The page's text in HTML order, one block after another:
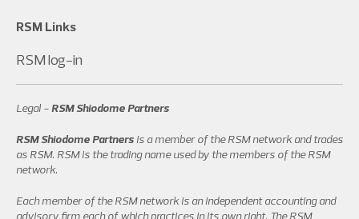
RSM Links
RSM log-in
Legal -RSM Shiodome Partners
RSM Shiodome Partners is a member of the RSM network and trades
as RSM. RSM is the trading name used by the members of the RSM
network.
Each member of the RSM network is an independent accounting and
advisory firm each of which practices in its own right. The RSM